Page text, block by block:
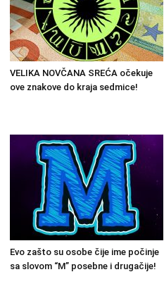
VELIKA NOVČANA SREĆA očekuje
ove znakove do kraja sedmice!
Evo zašto su osobe čije ime počinje
sa slovom “M” posebne i drugačije!